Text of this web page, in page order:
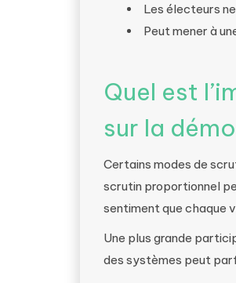
Les électeurs
Peut mener à
Quel est
sur la
Certains modes de
scrutin proportionnel
sentiment que chaque
Une plus grande
des systèmes peut